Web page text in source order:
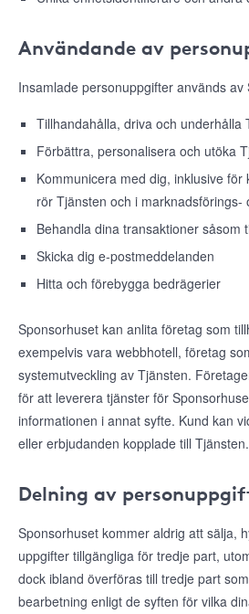
Användande av
Insamlade personuppgifter används
Tillhandahålla, driva och underhålla
Förbättra, personalisera och utöka
Kommunicera med dig, inklusive
rör Tjänsten och i marknadsförings-
Behandla dina transaktioner såsom
Skicka dig e-postmeddelanden
Hitta och förebygga bedrägerier
Sponsorhuset kan anlita företag som
exempelvis vara webbhotell, företag
systemutveckling av Tjänsten.
för att leverera tjänster för
informationen i annat syfte. Kund kan
eller erbjudanden kopplade till Tjänsten.
Delning av
Sponsorhuset kommer aldrig att sälja,
uppgifter tillgängliga för tredje part,
dock ibland överföras till tredje part
bearbetning enligt de syften för vilka